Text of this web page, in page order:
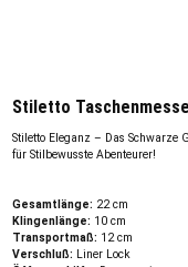
Stiletto
Stiletto Eleganz – Das Schwarze
für Stilbewusste Abenteurer!
Gesamtlänge: 22 cm
Klingenlänge: 10 cm
Transportmaß: 12 cm
Verschluß: Liner Lock